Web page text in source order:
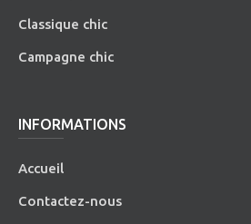
Classique chic
Campagne chic
INFORMATIONS
Accueil
Contactez-nous